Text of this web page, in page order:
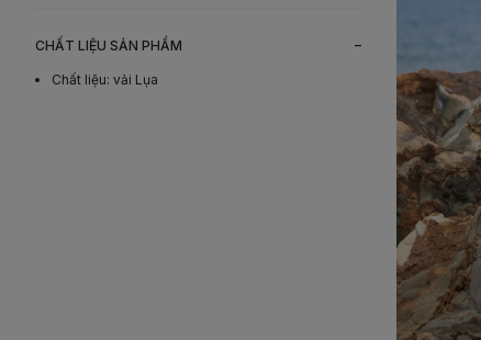
CHẤT LIỆU SẢN PHẨM -
Chất liệu: vải Lụa